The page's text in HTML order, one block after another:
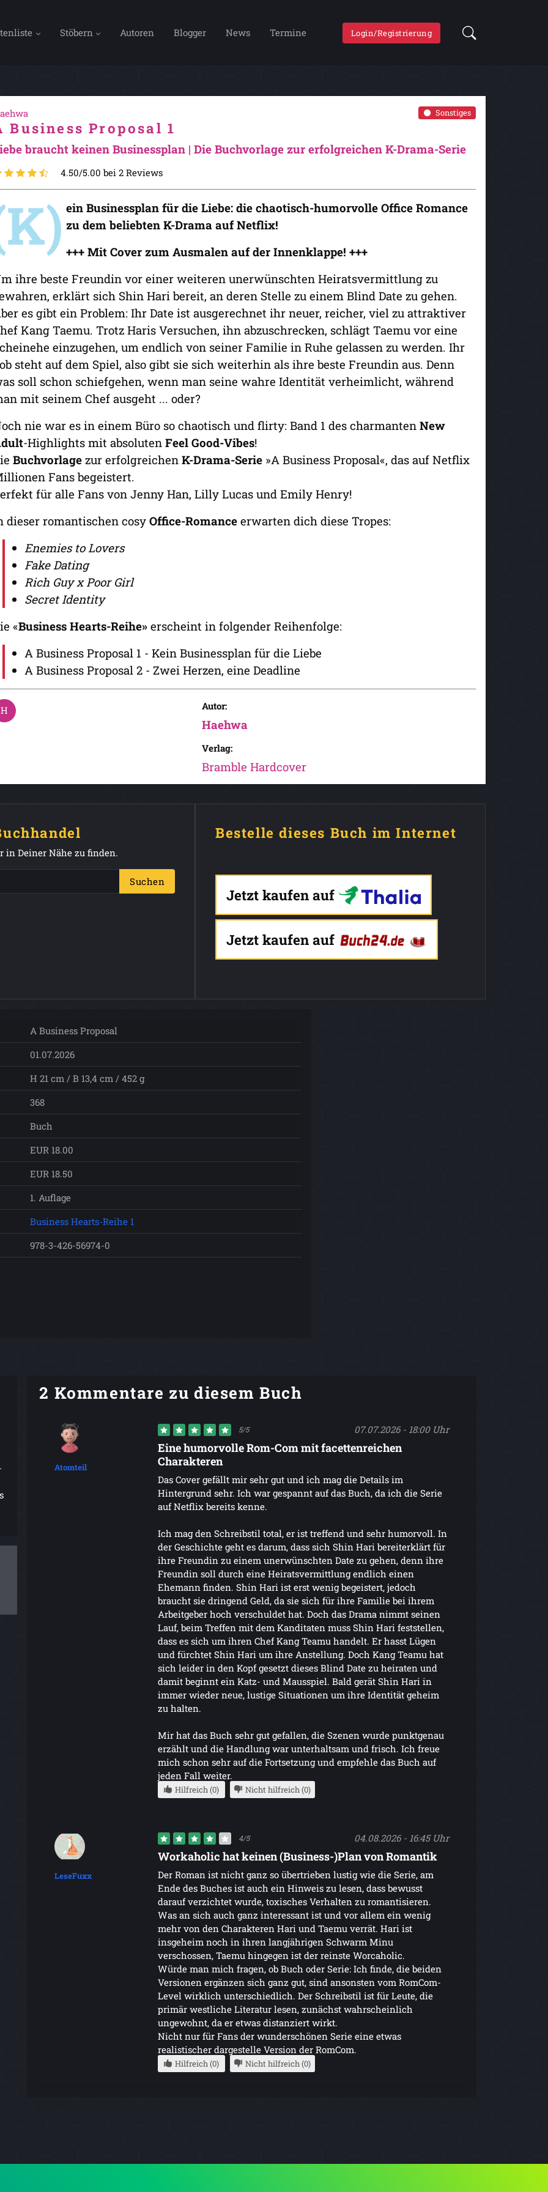
Stöbern Autoren Blogger News Termine Login/Registrierung
Sonstiges
Business Proposal 1
braucht keinen Businessplan | Die Buchvorlage zur erfolgreichen K-Drama-Serie
4.50/5.00 bei 2 Reviews
ein Businessplan für die Liebe: die chaotisch-humorvolle Office Romance
zu dem beliebten K-Drama auf Netflix!
+++ Mit Cover zum Ausmalen auf der Innenklappe! +++
ihre beste Freundin vor einer weiteren unerwünschten Heiratsvermittlung zu
erklärt sich Shin Hari bereit, an deren Stelle zu einem Blind Date zu gehen.
es gibt ein Problem: Ihr Date ist ausgerechnet ihr neuer, reicher, viel zu attraktiver
Kang Taemu. Trotz Haris Versuchen, ihn abzuschrecken, schlägt Taemu vor eine
einzugehen, um endlich von seiner Familie in Ruhe gelassen zu werden. Ihr
steht auf dem Spiel, also gibt sie sich weiterhin als ihre beste Freundin aus. Denn
soll schon schiefgehen, wenn man seine wahre Identität verheimlicht, während
mit seinem Chef ausgeht ... oder?
nie war es in einem Büro so chaotisch und flirty: Band 1 des charmanten New
-Highlights mit absoluten Feel Good-Vibes!
Buchvorlage zur erfolgreichen K-Drama-Serie »A Business Proposal«, das auf Netflix
Fans begeistert.
für alle Fans von Jenny Han, Lilly Lucas und Emily Henry!
dieser romantischen cosyOffice-Romance erwarten dich diese Tropes:
Enemies to Lovers
Fake Dating
Rich Guy x Poor Girl
Secret Identity
«Business Hearts-Reihe» erscheint in folgender Reihenfolge:
A Business Proposal 1 - Kein Businessplan für die Liebe
A Business Proposal 2 - Zwei Herzen, eine Deadline
Autor:
Haehwa
Verlag:
Bramble Hardcover
in Deiner Nähe zu finden.
Suchen
Bestelle dieses Buch im Internet
Jetzt kaufen auf
Jetzt kaufen auf
A Business Proposal
01.07.2026
H 21 cm / B 13,4 cm / 452 g
368
Buch
EUR 18.00
EUR 18.50
1. Auflage
Business Hearts-Reihe 1
978-3-426-56974-0
2 Kommentare zu diesem Buch
Atomteil
5/5 07.07.2026 - 18:00 Uhr
Eine humorvolle Rom-Com mit facettenreichen
Charakteren
Das Cover gefällt mir sehr gut und ich mag die Details im
Hintergrund sehr. Ich war gespannt auf das Buch, da ich die Serie
auf Netflix bereits kenne.
Ich mag den Schreibstil total, er ist treffend und sehr humorvoll. In
der Geschichte geht es darum, dass sich Shin Hari bereiterklärt für
ihre Freundin zu einem unerwünschten Date zu gehen, denn ihre
Freundin soll durch eine Heiratsvermittlung endlich einen
Ehemann finden. Shin Hari ist erst wenig begeistert, jedoch
braucht sie dringend Geld, da sie sich für ihre Familie bei ihrem
Arbeitgeber hoch verschuldet hat. Doch das Drama nimmt seinen
Lauf, beim Treffen mit dem Kanditaten muss Shin Hari feststellen,
dass es sich um ihren Chef Kang Teamu handelt. Er hasst Lügen
und fürchtet Shin Hari um ihre Anstellung. Doch Kang Teamu hat
sich leider in den Kopf gesetzt dieses Blind Date zu heiraten und
damit beginnt ein Katz- und Mausspiel. Bald gerät Shin Hari in
immer wieder neue, lustige Situationen um ihre Identität geheim
zu halten.
Mir hat das Buch sehr gut gefallen, die Szenen wurde punktgenau
erzählt und die Handlung war unterhaltsam und frisch. Ich freue
mich schon sehr auf die Fortsetzung und empfehle das Buch auf
jeden Fall weiter.
Hilfreich (0) Nicht hilfreich (0)
LeseFuxx
4/5 04.08.2026 - 16:45 Uhr
Workaholic hat keinen (Business-)Plan von Romantik
Der Roman ist nicht ganz so übertrieben lustig wie die Serie, am
Ende des Buches ist auch ein Hinweis zu lesen, dass bewusst
darauf verzichtet wurde, toxisches Verhalten zu romantisieren.
Was an sich auch ganz interessant ist und vor allem ein wenig
mehr von den Charakteren Hari und Taemu verrät. Hari ist
insgeheim noch in ihren langjährigen Schwarm Minu
verschossen, Taemu hingegen ist der reinste Worcaholic.
Würde man mich fragen, ob Buch oder Serie: Ich finde, die beiden
Versionen ergänzen sich ganz gut, sind ansonsten vom RomCom-
Level wirklich unterschiedlich. Der Schreibstil ist für Leute, die
primär westliche Literatur lesen, zunächst wahrscheinlich
ungewohnt, da er etwas distanziert wirkt.
Nicht nur für Fans der wunderschönen Serie eine etwas
realistischer dargestelle Version der RomCom.
Hilfreich (0) Nicht hilfreich (0)